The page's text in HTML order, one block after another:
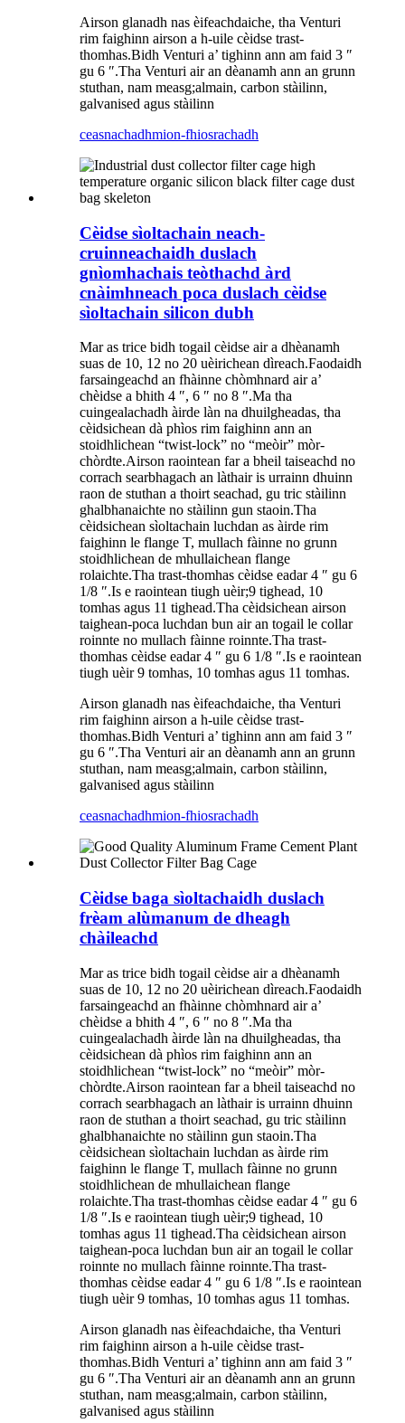
Airson glanadh nas èifeachdaiche, tha Venturi
rim faighinn airson a h-uile cèidse trast-
thomhas.Bidh Venturi a’ tighinn ann am faid 3 ″
gu 6 ″.Tha Venturi air an dèanamh ann an grunn
stuthan, nam measg;almain, carbon stàilinn,
galvanised agus stàilinn
ceasnachadhmion-fhiosrachadh
Cèidse sìoltachain neach-
cruinneachaidh duslach
gnìomhachais teòthachd àrd
cnàimhneach poca duslach cèidse
sìoltachain silicon dubh
Mar as trice bidh togail cèidse air a dhèanamh
suas de 10, 12 no 20 uèirichean dìreach.Faodaidh
farsaingeachd an fhàinne chòmhnard air a’
chèidse a bhith 4 ″, 6 ″ no 8 ″.Ma tha
cuingealachadh àirde làn na dhuilgheadas, tha
cèidsichean dà phìos rim faighinn ann an
stoidhlichean “twist-lock” no “meòir” mòr-
chòrdte.Airson raointean far a bheil taiseachd no
corrach searbhagach an làthair is urrainn dhuinn
raon de stuthan a thoirt seachad, gu tric stàilinn
ghalbhanaichte no stàilinn gun staoin.Tha
cèidsichean sìoltachain luchdan as àirde rim
faighinn le flange T, mullach fàinne no grunn
stoidhlichean de mhullaichean flange
rolaichte.Tha trast-thomhas cèidse eadar 4 ″ gu 6
1/8 ″.Is e raointean tiugh uèir;9 tighead, 10
tomhas agus 11 tighead.Tha cèidsichean airson
taighean-poca luchdan bun air an togail le collar
roinnte no mullach fàinne roinnte.Tha trast-
thomhas cèidse eadar 4 ″ gu 6 1/8 ″.Is e raointean
tiugh uèir 9 tomhas, 10 tomhas agus 11 tomhas.
Airson glanadh nas èifeachdaiche, tha Venturi
rim faighinn airson a h-uile cèidse trast-
thomhas.Bidh Venturi a’ tighinn ann am faid 3 ″
gu 6 ″.Tha Venturi air an dèanamh ann an grunn
stuthan, nam measg;almain, carbon stàilinn,
galvanised agus stàilinn
ceasnachadhmion-fhiosrachadh
Cèidse baga sìoltachaidh duslach
frèam alùmanum de dheagh
chàileachd
Mar as trice bidh togail cèidse air a dhèanamh
suas de 10, 12 no 20 uèirichean dìreach.Faodaidh
farsaingeachd an fhàinne chòmhnard air a’
chèidse a bhith 4 ″, 6 ″ no 8 ″.Ma tha
cuingealachadh àirde làn na dhuilgheadas, tha
cèidsichean dà phìos rim faighinn ann an
stoidhlichean “twist-lock” no “meòir” mòr-
chòrdte.Airson raointean far a bheil taiseachd no
corrach searbhagach an làthair is urrainn dhuinn
raon de stuthan a thoirt seachad, gu tric stàilinn
ghalbhanaichte no stàilinn gun staoin.Tha
cèidsichean sìoltachain luchdan as àirde rim
faighinn le flange T, mullach fàinne no grunn
stoidhlichean de mhullaichean flange
rolaichte.Tha trast-thomhas cèidse eadar 4 ″ gu 6
1/8 ″.Is e raointean tiugh uèir;9 tighead, 10
tomhas agus 11 tighead.Tha cèidsichean airson
taighean-poca luchdan bun air an togail le collar
roinnte no mullach fàinne roinnte.Tha trast-
thomhas cèidse eadar 4 ″ gu 6 1/8 ″.Is e raointean
tiugh uèir 9 tomhas, 10 tomhas agus 11 tomhas.
Airson glanadh nas èifeachdaiche, tha Venturi
rim faighinn airson a h-uile cèidse trast-
thomhas.Bidh Venturi a’ tighinn ann am faid 3 ″
gu 6 ″.Tha Venturi air an dèanamh ann an grunn
stuthan, nam measg;almain, carbon stàilinn,
galvanised agus stàilinn